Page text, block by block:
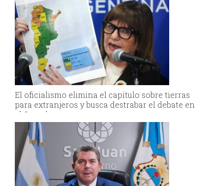
El oficialismo elimina el capítulo sobre tierras
para extranjeros y busca destrabar el debate en
el Senado